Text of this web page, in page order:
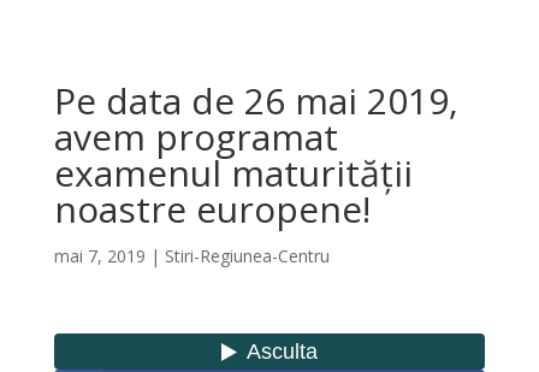
Pe data de 26 mai 2019,
avem programat
examenul maturității
noastre europene!
mai 7, 2019 | Stiri-Regiunea-Centru